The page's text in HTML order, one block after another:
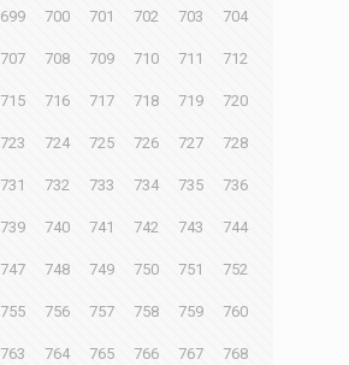
699 700 701 702 703 704
707 708 709 710 711 712
715 716 717 718 719 720
723 724 725 726 727 728
731 732 733 734 735 736
739 740 741 742 743 744
747 748 749 750 751 752
755 756 757 758 759 760
763 764 765 766 767 768